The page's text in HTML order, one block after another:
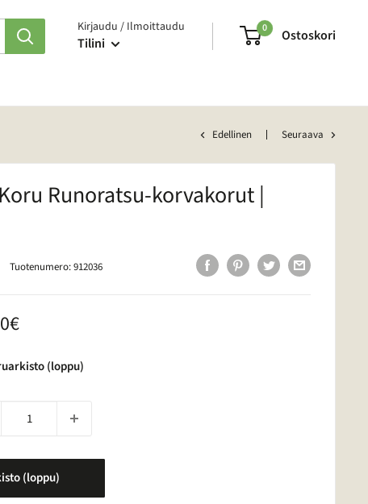
Kirjaudu / Ilmoittaudu
Tilini
0 Ostoskori
Edellinen Seuraava
Runoratsu-korvakorut |
Tuotenumero:912036
(loppu)
(loppu)